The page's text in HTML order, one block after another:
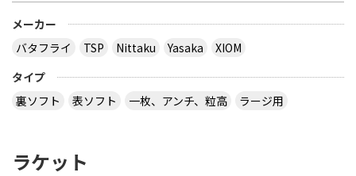
メーカー
バタフライ
TSP Nittaku Yasaka
XIOM
タイプ
裏ソフト
表ソフト 一枚、アンチ、粒高 ラージ用
ラケット